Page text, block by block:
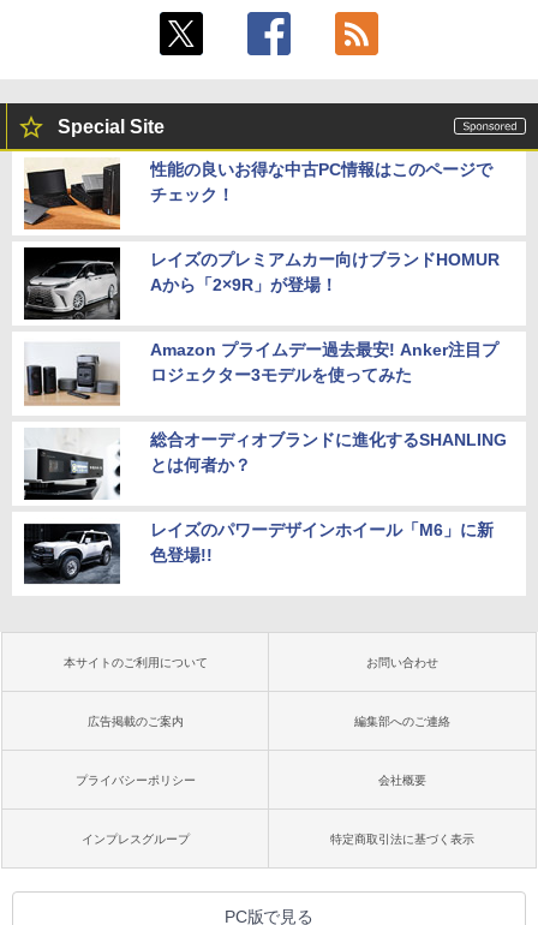
Special Site
性能の良いお得な中古PC情報はこのページで
チェック！
レイズのプレミアムカー向けブランドHOMUR
Aから「2×9R」が登場！
Amazon プライムデー過去最安! Anker注目プ
ロジェクター3モデルを使ってみた
総合オーディオブランドに進化するSHANLING
とは何者か？
レイズのパワーデザインホイール「M6」に新
色登場!!
本サイトのご利用について お問い合わせ
広告掲載のご案内 編集部へのご連絡
プライバシーポリシー 会社概要
インプレスグループ 特定商取引法に基づく表示
PC版で見る